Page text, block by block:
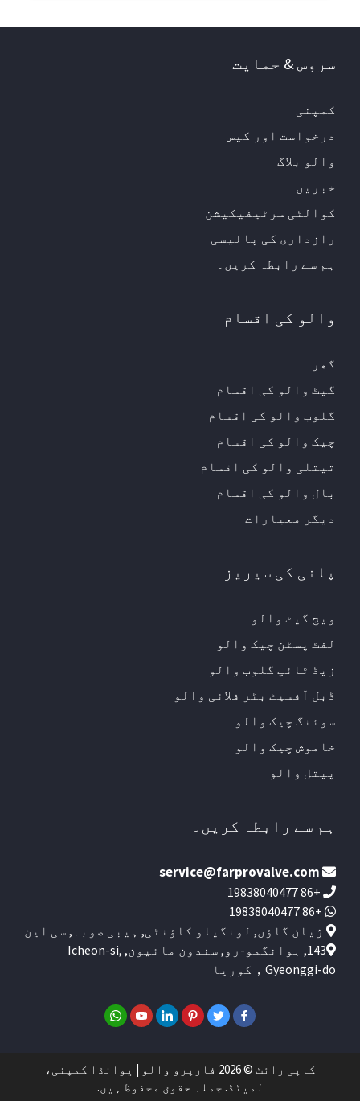
سروس & حمایت
کمپنی
درخواست اور کیس
والو بلاگ
خبریں
کوالٹی سرٹیفیکیشن
رازداری کی پالیسی
ہم سے رابطہ کریں۔
والو کی اقسام
گھر
گیٹ والو کی اقسام
گلوب والو کی اقسام
چیک والو کی اقسام
تیتلی والو کی اقسام
بال والو کی اقسام
دیگر معیارات
پانی کی سیریز
ویج گیٹ والو
لفٹ پسٹن چیک والو
زیڈ ٹائپ گلوب والو
ڈبل آفسیٹ بٹر فلائی والو
سوئنگ چیک والو
خاموش چیک والو
پیتل والو
ہم سے رابطہ کریں۔
service@farprovalve.com
+86 19838040477
+86 19838040477
ژیان گاؤں, لونگیاو کاؤنٹی, ہیبی صوبہ, سی این
143, ہوانگمو-رو, سندون مائیون, Icheon-si,
Gyeonggi-do，کوریا
کاپی رائٹ © 2026 فارپرو والو | یوانڈا کمپنی،
لمیٹڈ. جملہ حقوق محفوظ ہیں.